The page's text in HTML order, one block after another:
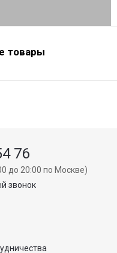
товары
76
до 20:00 по Москве)
звонок